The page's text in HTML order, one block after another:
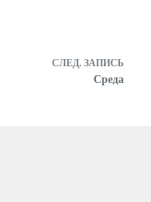
СЛЕД. ЗАПИСЬ
Среда